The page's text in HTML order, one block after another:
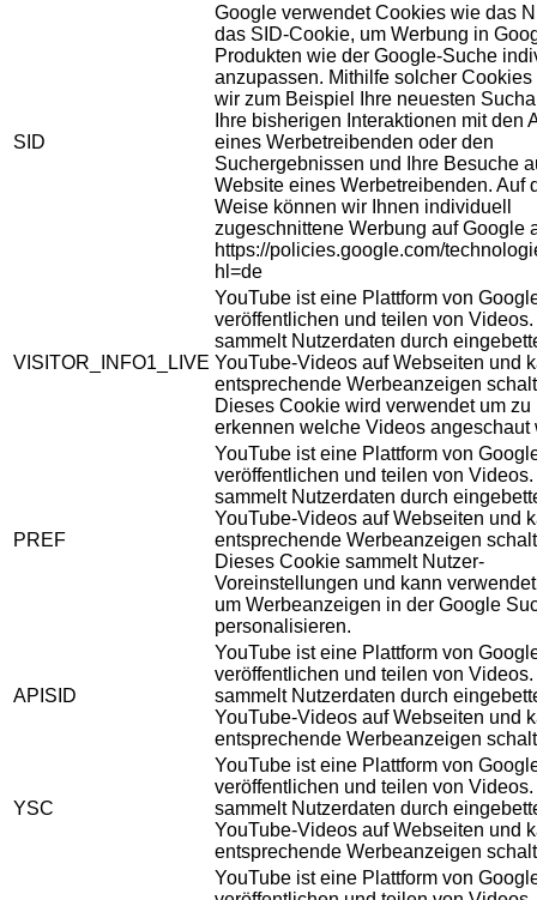
SID
Google verwendet Cookies wie das
das SID-Cookie, um Werbung in
Produkten wie der Google-Suche
anzupassen. Mithilfe solcher Cookies
wir zum Beispiel Ihre neuesten
Ihre bisherigen Interaktionen mit den
eines Werbetreibenden oder den
Suchergebnissen und Ihre Besuche
Website eines Werbetreibenden. Auf
Weise können wir Ihnen individuell
zugeschnittene Werbung auf Google
https://policies.google.com/
hl=de
VISITOR_INFO1_LIVE
YouTube ist eine Plattform von
veröffentlichen und teilen von
sammelt Nutzerdaten durch
YouTube-Videos auf Webseiten und
entsprechende Werbeanzeigen
Dieses Cookie wird verwendet um zu
erkennen welche Videos angeschaut
PREF
YouTube ist eine Plattform von
veröffentlichen und teilen von
sammelt Nutzerdaten durch
YouTube-Videos auf Webseiten und
entsprechende Werbeanzeigen
Dieses Cookie sammelt Nutzer-
Voreinstellungen und kann
um Werbeanzeigen in der Google
personalisieren.
APISID
YouTube ist eine Plattform von
veröffentlichen und teilen von
sammelt Nutzerdaten durch
YouTube-Videos auf Webseiten und
entsprechende Werbeanzeigen
YSC
YouTube ist eine Plattform von
veröffentlichen und teilen von
sammelt Nutzerdaten durch
YouTube-Videos auf Webseiten und
entsprechende Werbeanzeigen
YouTube ist eine Plattform von